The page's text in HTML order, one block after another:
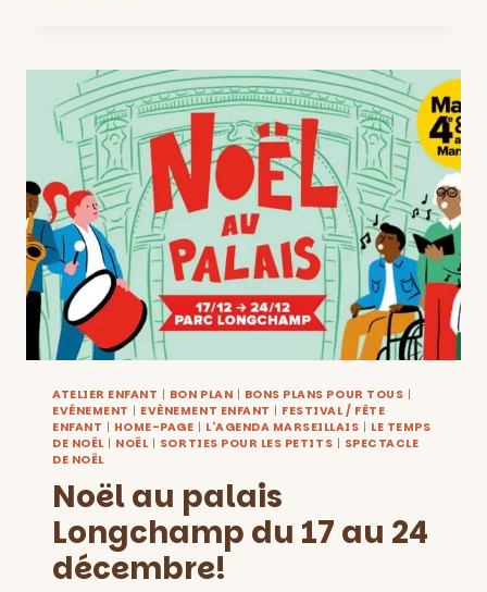
PIÉTONNE
DIMANCHE
20
OCTOBRE
10H
À
20H!
ATELIER ENFANT | BON PLAN | BONS PLANS POUR TOUS |
EVÉNEMENT | EVÈNEMENT ENFANT | FESTIVAL / FÊTE
ENFANT | HOME-PAGE | L'AGENDA MARSEILLAIS | LE TEMPS
DE NOËL| NOËL| SORTIES POUR LES PETITS | SPECTACLE
DE NOËL
Noël au palais
Longchamp du 17 au 24
décembre!